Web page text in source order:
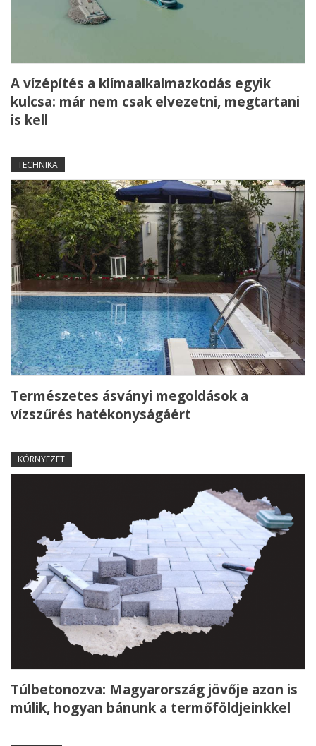
A vízépítés a klímaalkalmazkodás egyik
kulcsa: már nem csak elvezetni, megtartani
is kell
TECHNIKA
Természetes ásványi megoldások a
vízszűrés hatékonyságáért
KÖRNYEZET
Túlbetonozva: Magyarország jövője azon is
múlik, hogyan bánunk a termőföldjeinkkel